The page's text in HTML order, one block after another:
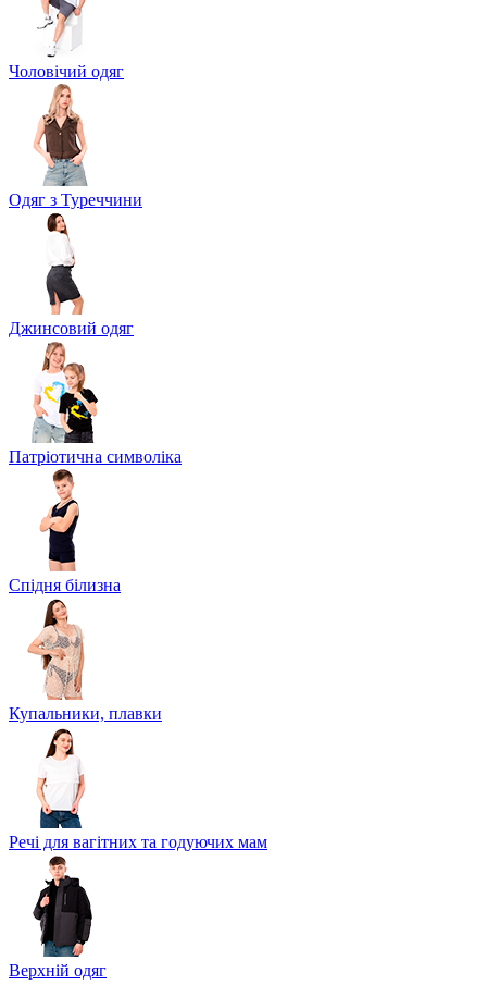
Чоловічий одяг
Одяг з Туреччини
Джинсовий одяг
Патріотична символіка
Спідня білизна
Купальники, плавки
Речі для вагітних та годуючих мам
Верхній одяг